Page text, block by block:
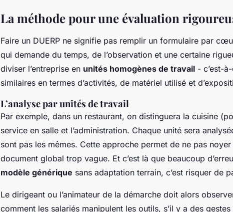
La méthode pour une évaluation
Faire un DUERP ne signifie pas remplir un formulaire par
qui demande du temps, de l’observation et une certaine
diviser l’entreprise en unités homogènes de travail - c’est-
similaires en termes d’activités, de matériel utilisé et
L’analyse par unités de travail
Par exemple, dans un restaurant, on distinguera la cuisine
service en salle et l’administration. Chaque unité sera
sont pas les mêmes. Cette approche permet de ne pas
document global trop vague. Et c’est là que beaucoup
modèle générique sans adaptation terrain, c’est risquer de
Le dirigeant ou l’animateur de la démarche doit alors
comment les salariés manipulent les outils, s’il y a des